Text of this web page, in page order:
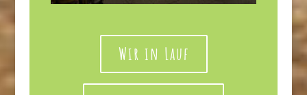
Wir in Lauf